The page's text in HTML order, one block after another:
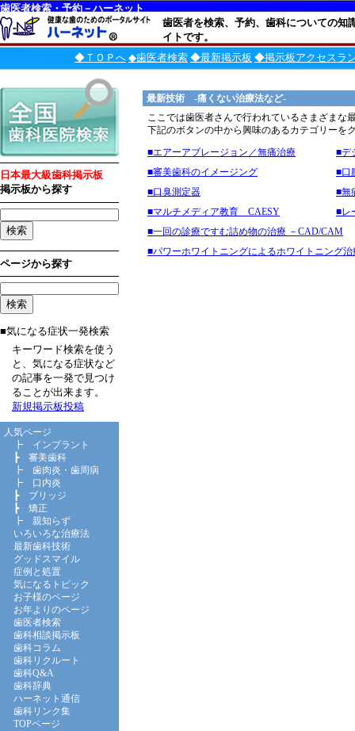
歯医者検索・予約－ハーネット
歯医者を検索、予約、歯科についての知
イトです。
◆ＴＯＰへ ◆歯医者検索 ◆最新掲示板 ◆掲示板アクセスラ
日本最大級歯科掲示板
掲示板から探す
ページから探す
■気になる症状一発検索
キーワード検索を使う
と、気になる症状など
の記事を一発で見つけ
ることが出来ます。
新規掲示板投稿
人気ページ
┣ インプラント
┣ 審美歯科
┣ 歯肉炎・歯周病
┣ 口内炎
┣ ブリッジ
┣ 矯正
┣ 親知らず
いろいろな治療法
最新歯科技術
グッドスマイル
症例と処置
気になるトピック
お子様のページ
お年よりのページ
歯医者検索
歯科相談掲示板
歯科コラム
歯科リクルート
歯科Q&A
歯科辞典
ハーネット通信
歯科リンク集
TOPページ
最新技術 -痛くない治療法など-
ここでは歯医者さんで行われているさまざまな
下記のボタンの中から興味のあるカテゴリーを
■エアーアブレージョン／無痛治療
■デ
■審美歯科のイメージング
■口
■口臭測定器
■無
■マルチメディア教育 CAESY
■レ
■一回の診療ですむ詰め物の治療 －CAD/CAM
■パワーホワイトニングによるホワイトニング治